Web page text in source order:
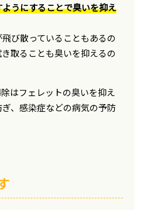
うにすることで臭いを抑え
び散っていることもあるの
取ることも臭いを抑えるの
はフェレットの臭いを抑え
、感染症などの病気の予防